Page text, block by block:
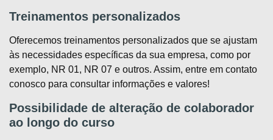
Treinamentos personalizados
Oferecemos treinamentos personalizados que se ajustam
às necessidades específicas da sua empresa, como por
exemplo, NR 01, NR 07 e outros. Assim, entre em contato
conosco para consultar informações e valores!
Possibilidade de alteração de colaborador
ao longo do curso